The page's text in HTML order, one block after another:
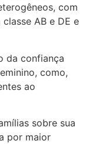
com
AB e DE e
da confiança
como,
ao
sobre sua
por maior